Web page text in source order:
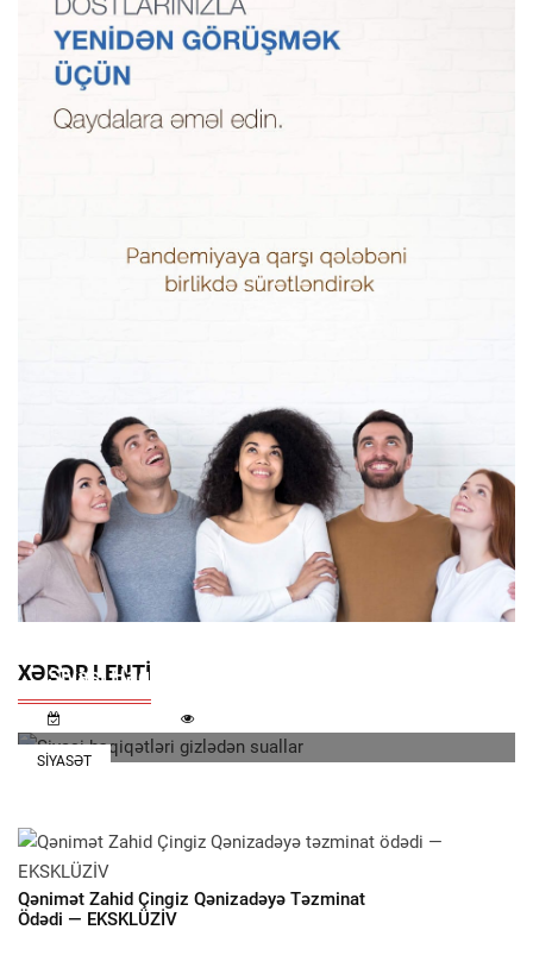
XƏBƏR LENTI
SIYASƏT
Siyasi Həqiqətləri Gizlədən Suallar
Qənimət Zahid Çingiz Qənizadəyə Təzminat
Ödədi — EKSKLÜZİV